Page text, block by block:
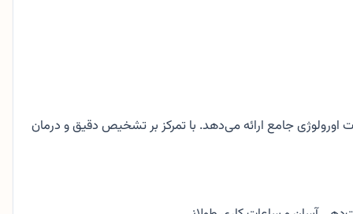
اورولوژی جامع ارائه می‌دهد. با تمرکز بر تشخیص دقیق و درمان